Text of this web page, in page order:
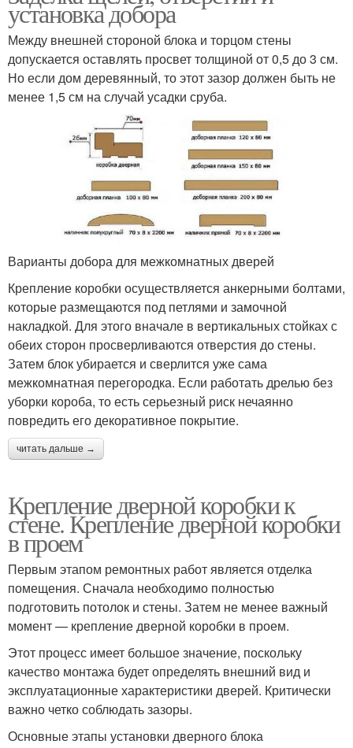
установка добора
Между внешней стороной блока и торцом стены
допускается оставлять просвет толщиной от 0,5 до 3 см.
Но если дом деревянный, то этот зазор должен быть не
менее 1,5 см на случай усадки сруба.
Варианты добора для межкомнатных дверей
Крепление коробки осуществляется анкерными болтами,
которые размещаются под петлями и замочной
накладкой. Для этого вначале в вертикальных стойках с
обеих сторон просверливаются отверстия до стены.
Затем блок убирается и сверлится уже сама
межкомнатная перегородка. Если работать дрелью без
уборки короба, то есть серьезный риск нечаянно
повредить его декоративное покрытие.
читать дальше →
Крепление дверной коробки к
стене. Крепление дверной коробки
в проем
Первым этапом ремонтных работ является отделка
помещения. Сначала необходимо полностью
подготовить потолок и стены. Затем не менее важный
момент — крепление дверной коробки в проем.
Этот процесс имеет большое значение, поскольку
качество монтажа будет определять внешний вид и
эксплуатационные характеристики дверей. Критически
важно четко соблюдать зазоры.
Основные этапы установки дверного блока